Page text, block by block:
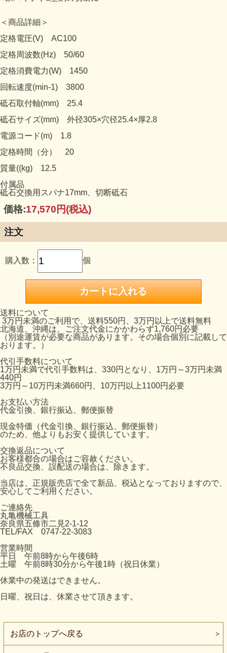
＜商品詳細＞
定格電圧(V) AC100
定格周波数(Hz) 50/60
定格消費電力(W) 1450
回転速度(min-1) 3800
砥石取付軸(mm) 25.4
砥石サイズ(mm) 外径305×穴径25.4×厚2.8
電源コード(m) 1.8
定格時間（分） 20
質量((kg) 12.5
付属品
砥石交換用スパナ17mm、切断砥石
価格:17,570円(税込)
注文
購入数： 個
送料について
3万円未満のご利用で、送料550円、3万円以上で送料無料
北海道、沖縄は、ご注文代金にかかわらず1,760円必要
（別途運賃が必要な商品があります。その場合個別に記載して
おります。）
代引手数料について
1万円未満で代引手数料は、330円となり、1万円～3万円未満
440円
3万円～10万円未満660円、10万円以上1100円必要
お支払い方法
代金引換、銀行振込、郵便振替
現金特価（代金引換、銀行振込、郵便振替）
のため、他よりもお安く提供しています。
交換返品について
お客様都合の場合はご容赦ください。
不良品交換、誤配送の場合は、除きます。
当店は、正規販売店で全て新品、税込となっておりますので、
安心してご利用ください。
ご連絡先
丸亀機械工具
奈良県五條市二見2-1-12
TEL/FAX 0747-22-3083
営業時間
平日 午前8時から午後6時
土曜 午前8時30分から午後1時（祝日休業）
休業中の発送はできません。
日曜、祝日は、休業させて頂きます。
お店のトップへ戻る